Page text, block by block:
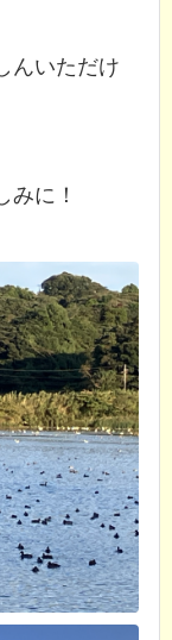
んいただけ
に！